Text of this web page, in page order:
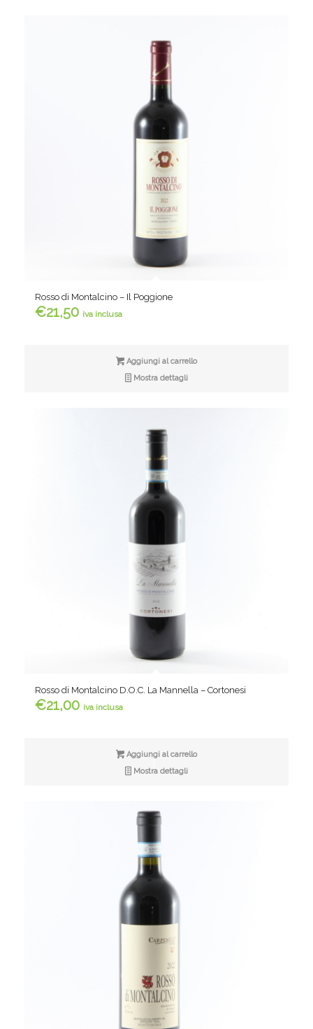
Rosso di Montalcino – Il Poggione
€21,50 iva inclusa
Aggiungi al carrello
Mostra dettagli
Rosso di Montalcino D.O.C. La Mannella – Cortonesi
€21,00 iva inclusa
Aggiungi al carrello
Mostra dettagli